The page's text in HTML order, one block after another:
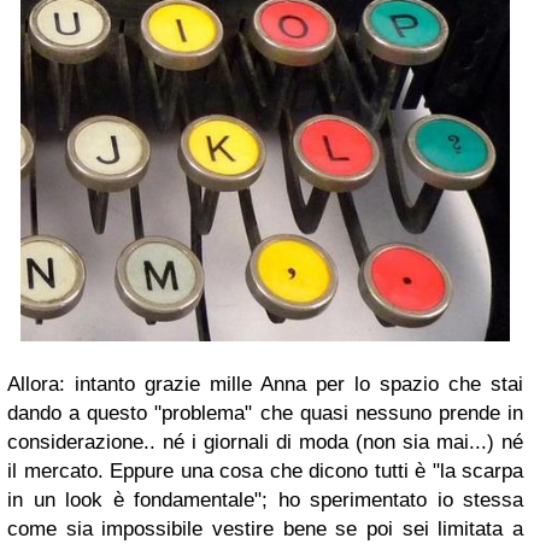
Allora: intanto grazie mille Anna per lo spazio che stai
dando a questo "problema" che quasi nessuno prende in
considerazione.. né i giornali di moda (non sia mai...) né
il mercato. Eppure una cosa che dicono tutti è "la scarpa
in un look è fondamentale"; ho sperimentato io stessa
come sia impossibile vestire bene se poi sei limitata a